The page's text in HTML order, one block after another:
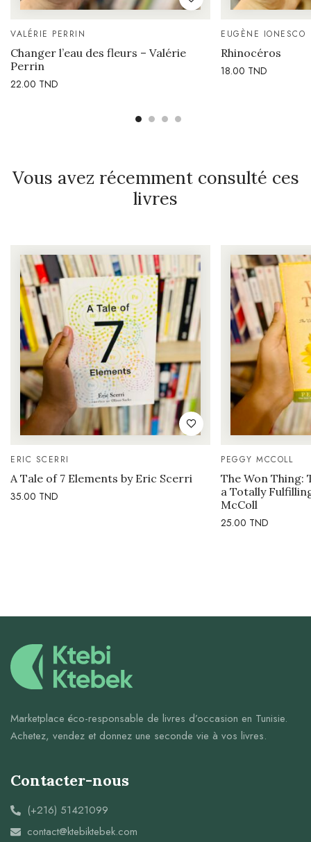
VALÉRIE PERRIN
Changer l’eau des fleurs – Valérie
Perrin
22.00 TND
EUGÈNE IONESCO
Rhinocéros
18.00 TND
Vous avez récemment consulté ces
livres
ERIC SCERRI
A Tale of 7 Elements by Eric Scerri
35.00 TND
PEGGY MCCOLL
The Won Thing:
a Totally
McColl
25.00 TND
Marketplace éco-responsable de livres d’occasion en Tunisie.
Achetez, vendez et donnez une seconde vie à vos livres.
Contacter-nous
(+216) 51421099
contact@ktebiktebek.com